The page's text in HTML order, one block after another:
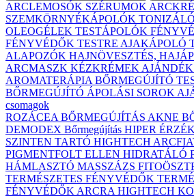
ARCLEMOSÓK SZÉRUMOK
SZEMKÖRNYÉKÁPOLÓK
OLEOGÉLEK TESTÁPOLÓK
FÉNYVÉDŐK TESTRE AJAKÁPOLÓ
ALAPOZÓK HAJNÖVESZTÉS,
ARCMASZK KÉZKRÉMEK
AROMATERÁPIA BŐRMEGÚJÍTÓ
BŐRMEGÚJÍTÓ ÁPOLÁSI SOROK
csomagok
ROZÁCEA BŐRMEGÚJÍTÁS AKNE
DEMODEX Bőrmegújítás HIPER
SZINTEN TARTÓ HIGHTECH
PIGMENTFOLT ELLEN HIDRATÁLÓ
HÁMLASZTÓ MASSZÁZS
TERMÉSZETES FÉNYVÉDŐK
FÉNYVÉDŐK ARCRA HIGHTECH